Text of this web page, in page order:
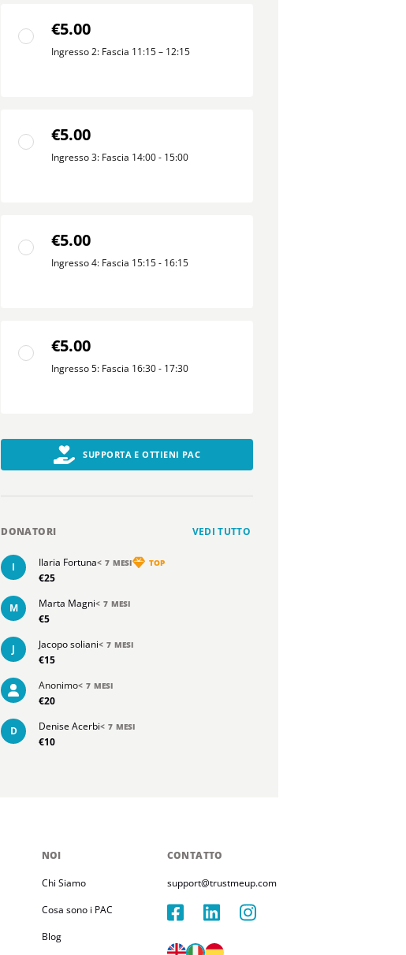
€5.00
Ingresso 2: Fascia 11:15 – 12:15
€5.00
Ingresso 3: Fascia 14:00 - 15:00
€5.00
Ingresso 4: Fascia 15:15 - 16:15
€5.00
Ingresso 5: Fascia 16:30 - 17:30
SUPPORTA E OTTIENI PAC
DONATORI VEDI TUTTO
I Ilaria Fortuna< 7 MESI TOP
€25
M Marta Magni< 7 MESI
€5
J Jacopo soliani< 7 MESI
€15
Anonimo< 7 MESI
€20
D Denise Acerbi< 7 MESI
€10
NOI
Chi Siamo
Cosa sono i PAC
Blog
CONTATTO
support@trustmeup.com